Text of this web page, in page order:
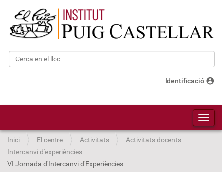
Cerca
Identificació account_circle
Inici El centre Activitats
Activitats docents
Intercanvi d'experiències
VI Jornada d'Intercanvi d'Experiències